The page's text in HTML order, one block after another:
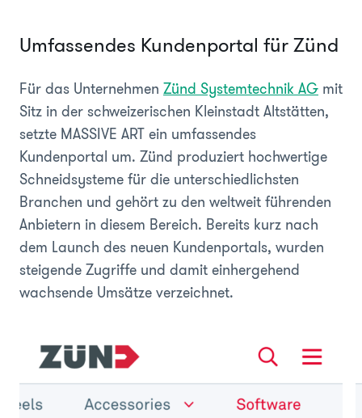
Umfassendes Kundenportal für Zünd
Für das Unternehmen Zünd Systemtechnik AG mit
Sitz in der schweizerischen Kleinstadt Altstätten,
setzte MASSIVE ART ein umfassendes
Kundenportal um. Zünd produziert hochwertige
Schneidsysteme für die unterschiedlichsten
Branchen und gehört zu den weltweit führenden
Anbietern in diesem Bereich. Bereits kurz nach
dem Launch des neuen Kundenportals, wurden
steigende Zugriffe und damit einhergehend
wachsende Umsätze verzeichnet.